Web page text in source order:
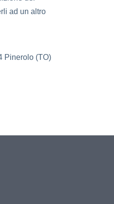
ad un altro
Pinerolo (TO)